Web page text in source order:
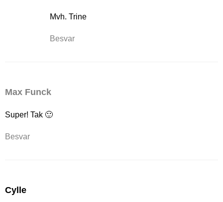
Mvh. Trine
Besvar
Max Funck
Super! Tak 🙂
Besvar
Cylle